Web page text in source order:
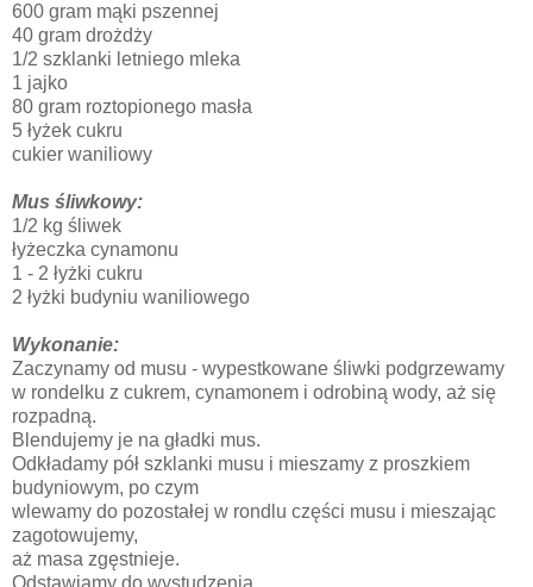
600 gram mąki pszennej
40 gram drożdży
1/2 szklanki letniego mleka
1 jajko
80 gram roztopionego masła
5 łyżek cukru
cukier waniliowy
Mus śliwkowy:
1/2 kg śliwek
łyżeczka cynamonu
1 - 2 łyżki cukru
2 łyżki budyniu waniliowego
Wykonanie:
Zaczynamy od musu - wypestkowane śliwki podgrzewamy
w rondelku z cukrem, cynamonem i odrobiną wody, aż się
rozpadną.
Blendujemy je na gładki mus.
Odkładamy pół szklanki musu i mieszamy z proszkiem
budyniowym, po czym
wlewamy do pozostałej w rondlu części musu i mieszając
zagotowujemy,
aż masa zgęstnieje.